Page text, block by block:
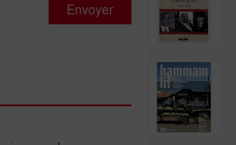
Envoyer